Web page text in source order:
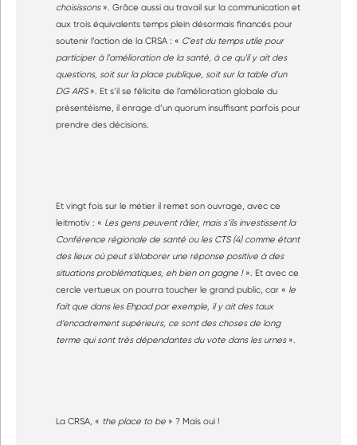
choisissons». Grâce aussi au travail sur la communication et
aux trois équivalents temps plein désormais financés pour
soutenir l’action de la CRSA : « C'est du temps utile pour
participer à l'amélioration de la santé, à ce qu'il y ait des
questions, soit sur la place publique, soit sur la table d'un
DG ARS». Et s’il se félicite de l’amélioration globale du
présentéisme, il enrage d’un quorum insuffisant parfois pour
prendre des décisions.
Et vingt fois sur le métier il remet son ouvrage, avec ce
leitmotiv : « Les gens peuvent râler, mais s’ils investissent la
Conférence régionale de santé ou les CTS (4) comme étant
des lieux où peut s’élaborer une réponse positive à des
situations problématiques, eh bien on gagne ! ». Et avec ce
cercle vertueux on pourra toucher le grand public, car « le
fait que dans les Ehpad par exemple, il y ait des taux
d’encadrement supérieurs, ce sont des choses de long
terme qui sont très dépendantes du vote dans les urnes».
La CRSA, « the place to be » ? Mais oui !